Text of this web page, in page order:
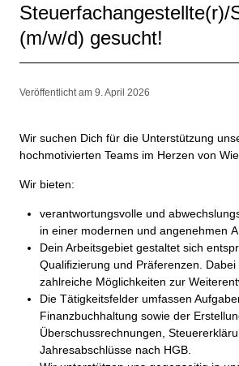
Steuerfachangestellte(r)/
(m/w/d) gesucht!
Veröffentlicht am 9. April 2026
Wir suchen Dich für die Unterstützung
hochmotivierten Teams im Herzen von
Wir bieten:
verantwortungsvolle und
in einer modernen und angenehmen
Dein Arbeitsgebiet gestaltet sich
Qualifizierung und Präferenzen. Dabei
zahlreiche Möglichkeiten zur
Die Tätigkeitsfelder umfassen
Finanzbuchhaltung sowie der
Überschussrechnungen,
Jahresabschlüsse nach HGB.